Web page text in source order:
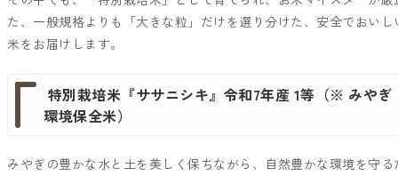
た、一般規格よりも「大きな粒」だけを選り分けた、安全でおいし
米をお届けします。
特別栽培米『ササニシキ』令和7年産 1等（※ みやぎ
環境保全米）
みやぎの豊かな水と土を美しく保ちながら、自然豊かな環境を守る